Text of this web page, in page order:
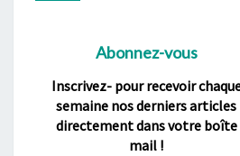
Abonnez-vous
Inscrivez- pour recevoir
semaine nos derniers articles
directement dans votre boîte
mail !